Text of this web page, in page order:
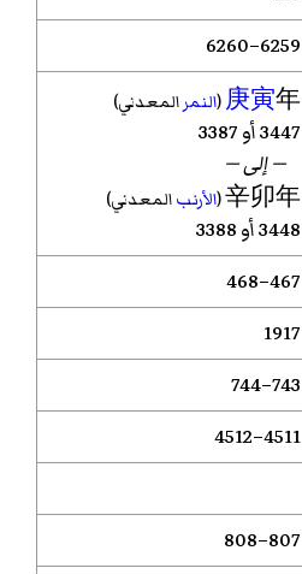
6259–6260
庚寅年
(النمرالمعدني)
3447 أو 3387
— إلى —
辛卯年
(الأرنبالمعدني)
3448 أو 3388
467–468
1917
743–744
4511–4512
807–808